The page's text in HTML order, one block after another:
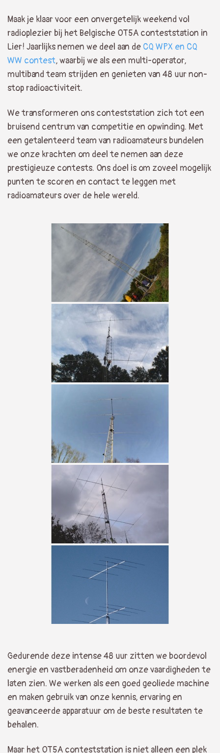
Maak je klaar voor een onvergetelijk weekend vol
radioplezier bij het Belgische OT5A conteststation in
Lier! Jaarlijks nemen we deel aan de CQ WPX en CQ
WW contest, waarbij we als een multi-operator,
multiband team strijden en genieten van 48 uur non-
stop radioactiviteit.
We transformeren ons conteststation zich tot een
bruisend centrum van competitie en opwinding. Met
een getalenteerd team van radioamateurs bundelen
we onze krachten om deel te nemen aan deze
prestigieuze contests. Ons doel is om zoveel mogelijk
punten te scoren en contact te leggen met
radioamateurs over de hele wereld.
Gedurende deze intense 48 uur zitten we boordevol
energie en vastberadenheid om onze vaardigheden te
laten zien. We werken als een goed geoliede machine
en maken gebruik van onze kennis, ervaring en
geavanceerde apparatuur om de beste resultaten te
behalen.
Maar het OT5A conteststation is niet alleen een plek